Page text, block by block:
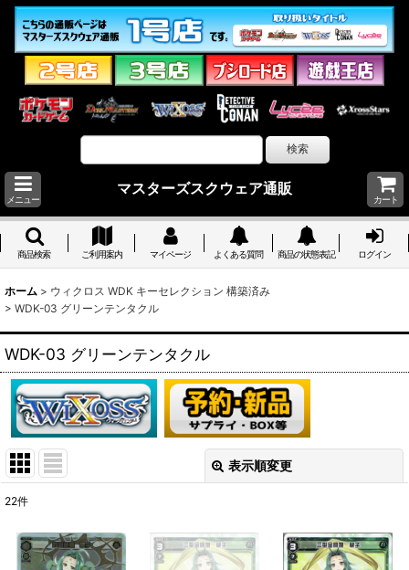
メニュー
マスターズスクウェア通販
カート
商品検索 ご利用案内 マイページ よくある質問 商品の状態表記 ログイン
ホーム > ウィクロス WDK キーセレクション 構築済み
> WDK-03 グリーンテンタクル
WDK-03 グリーンテンタクル
表示順変更
在庫あり
22件